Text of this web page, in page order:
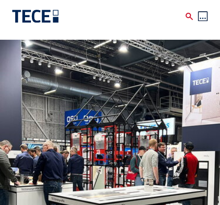
Skip to main content